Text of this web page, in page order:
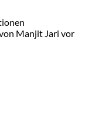
Manjit Jari vor